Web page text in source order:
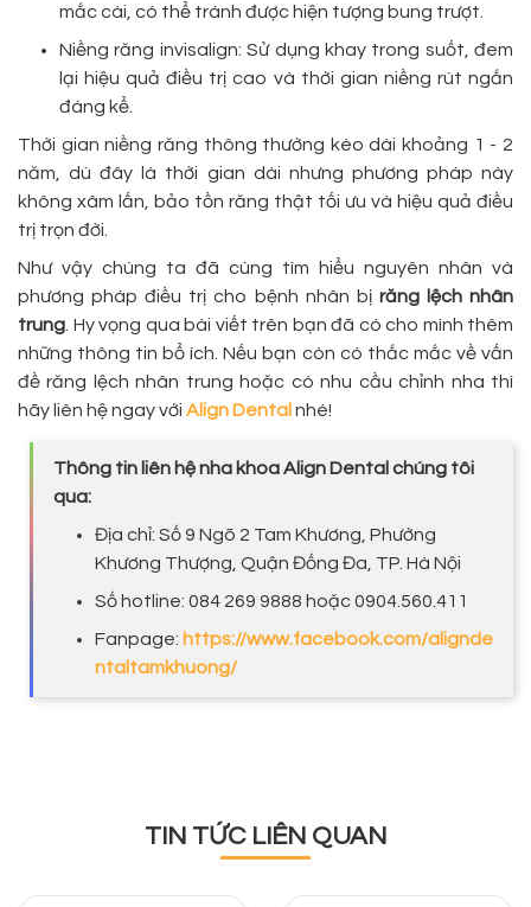
mắc cài, có thể tránh được hiện tượng bung trượt.
Niềng răng invisalign: Sử dụng khay trong suốt, đem
lại hiệu quả điều trị cao và thời gian niềng rút ngắn
đáng kể.
Thời gian niềng răng thông thường kéo dài khoảng 1 - 2
năm, dù đây là thời gian dài nhưng phương pháp này
không xâm lấn, bảo tồn răng thật tối ưu và hiệu quả điều
trị trọn đời.
Như vậy chúng ta đã cùng tìm hiểu nguyên nhân và
phương pháp điều trị cho bệnh nhân bị răng lệch nhân
trung . Hy vọng qua bài viết trên bạn đã có cho mình thêm
những thông tin bổ ích. Nếu bạn còn có thắc mắc về vấn
đề răng lệch nhân trung hoặc có nhu cầu chỉnh nha thì
hãy liên hệ ngay với Align Dentalnhé!
Thông tin liên hệ nha khoa Align Dental chúng tôi
qua:
Địa chỉ: Số 9 Ngõ 2 Tam Khương, Phường
Khương Thượng, Quận Đống Đa, TP. Hà Nội
Số hotline: 084 269 9888 hoặc 0904.560.411
Fanpage: https://www.facebook.com/alignde
ntaltamkhuong/
TIN TỨC LIÊN QUAN